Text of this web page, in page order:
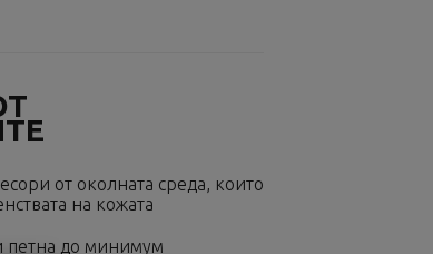
от околната среда, които
на кожата
петна до минимум